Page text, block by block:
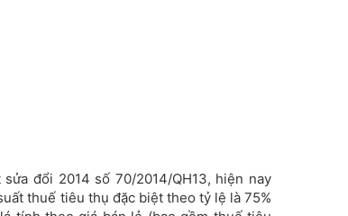
đổi 2014 số 70/2014/QH13, hiện nay
thuế tiêu thụ đặc biệt theo tỷ lệ là 75%